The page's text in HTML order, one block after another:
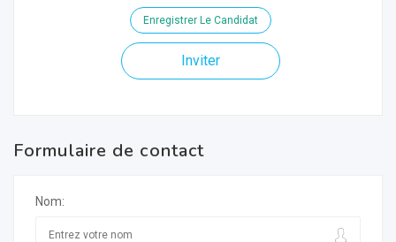
Enregistrer Le Candidat
Inviter
Formulaire de contact
Nom: